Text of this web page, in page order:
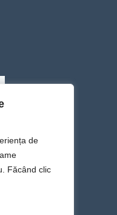
de
Făcând clic